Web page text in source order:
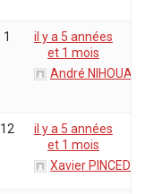
1
il y a 5 années
et 1 mois
André
12
il y a 5 années
et 1 mois
Xavier PINCEDÉ